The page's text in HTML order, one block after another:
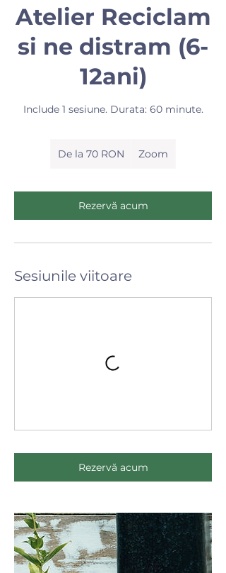
Atelier Reciclam
si ne distram (6-
12ani)
Include 1 sesiune. Durata: 60 minute.
70De la 70 RON Zoom
Rezervă acum
Sesiunile viitoare
Rezervă acum